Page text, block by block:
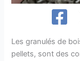
Les granulés de
pellets, sont des